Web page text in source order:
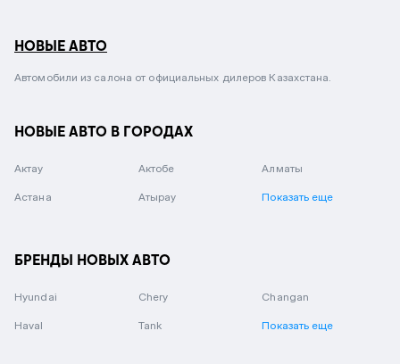
НОВЫЕ АВТО
Автомобили из салона от официальных дилеров Казахстана.
НОВЫЕ АВТО В ГОРОДАХ
Актау Актобе Алматы
Астана Атырау Показать еще
БРЕНДЫ НОВЫХ АВТО
Hyundai Chery Changan
Haval Tank Показать еще